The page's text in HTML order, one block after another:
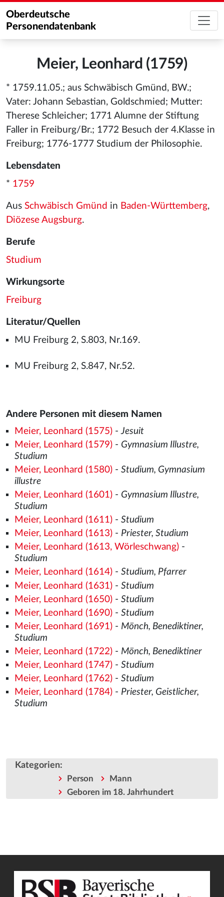
Oberdeutsche
Personendatenbank
Meier, Leonhard (1759)
* 1759.11.05.; aus Schwäbisch Gmünd, BW.;
Vater: Johann Sebastian, Goldschmied; Mutter:
Therese Schleicher; 1771 Alumne der Stiftung
Faller in Freiburg/Br.; 1772 Besuch der 4.Klasse in
Freiburg; 1776-1777 Studium der Philosophie.
Lebensdaten
* 1759
Aus Schwäbisch Gmünd in Baden-Württemberg,
Diözese Augsburg.
Berufe
Studium
Wirkungsorte
Freiburg
Literatur/Quellen
MU Freiburg 2, S.803, Nr.169.
MU Freiburg 2, S.847, Nr.52.
Andere Personen mit diesem Namen
Meier, Leonhard (1575)-Jesuit
Meier, Leonhard (1579)- Gymnasium Illustre,
Studium
Meier, Leonhard (1580)- Studium, Gymnasium
illustre
Meier, Leonhard (1601)- Gymnasium Illustre,
Studium
Meier, Leonhard (1611)- Studium
Meier, Leonhard (1613)- Priester, Studium
Meier, Leonhard (1613, Wörleschwang)-
Studium
Meier, Leonhard (1614)- Studium, Pfarrer
Meier, Leonhard (1631)- Studium
Meier, Leonhard (1650)- Studium
Meier, Leonhard (1690)- Studium
Meier, Leonhard (1691)- Mönch, Benediktiner,
Studium
Meier, Leonhard (1722)- Mönch, Benediktiner
Meier, Leonhard (1747)- Studium
Meier, Leonhard (1762)- Studium
Meier, Leonhard (1784)- Priester, Geistlicher,
Studium
Kategorien:
Person
Mann
Geboren im 18. Jahrhundert